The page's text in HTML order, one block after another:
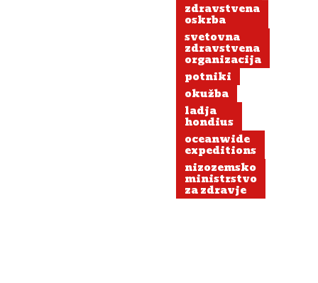
zdravstvena
oskrba
svetovna
zdravstvena
organizacija
potniki
okužba
ladja
hondius
oceanwide
expeditions
nizozemsko
ministrstvo
za zdravje